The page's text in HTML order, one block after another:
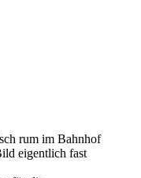
rum im Bahnhof
eigentlich fast